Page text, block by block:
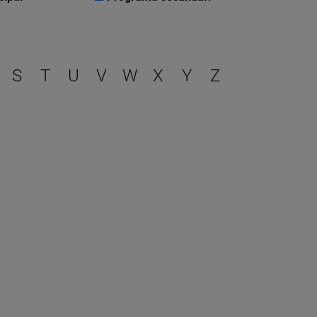
S T U V W X Y Z